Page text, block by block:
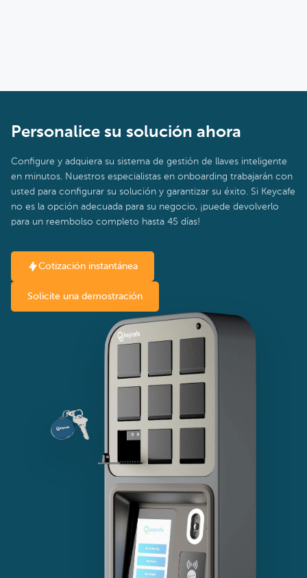
Personalice su solución ahora
Configure y adquiera su sistema de gestión de llaves inteligente
en minutos. Nuestros especialistas en onboarding trabajarán con
usted para configurar su solución y garantizar su éxito. Si Keycafe
no es la opción adecuada para su negocio, ¡puede devolverlo
para un reembolso completo hasta 45 días!
Cotización instantánea
Solicite una demostración